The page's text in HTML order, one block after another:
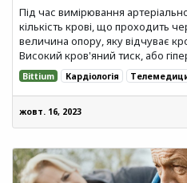
Під час вимірювання
кількість крові, що проходить
величина опору, яку відчуває
Високий кров'яний тиск, або
Bittium Кардіологія
жовт. 16, 2023